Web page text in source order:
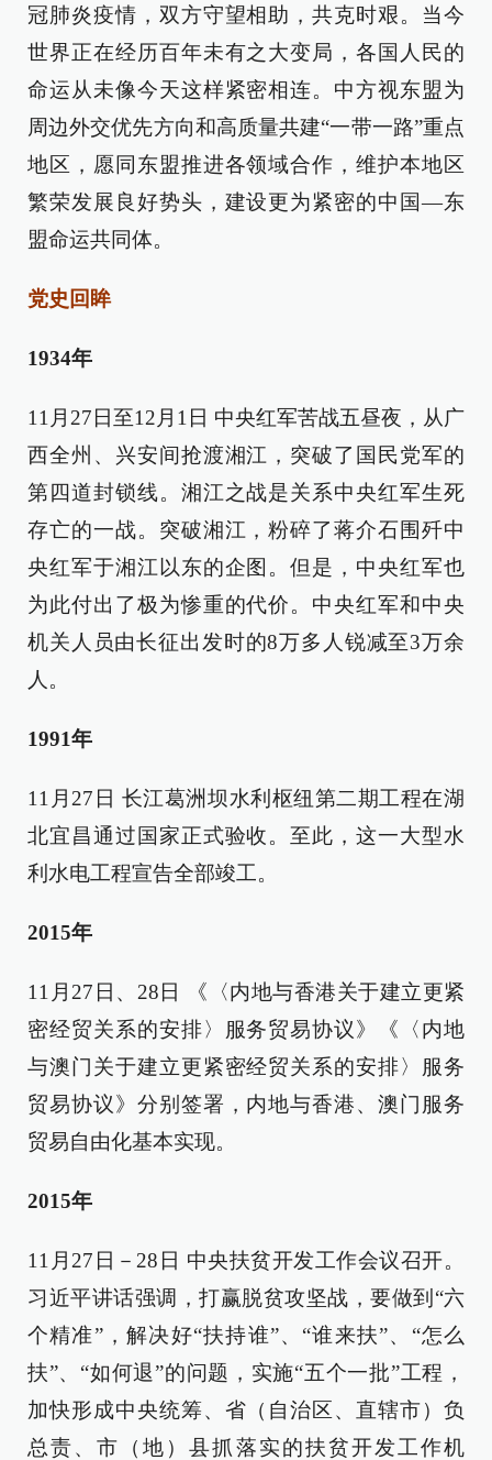
冠肺炎疫情，双方守望相助，共克时艰。当今
世界正在经历百年未有之大变局，各国人民的
命运从未像今天这样紧密相连。中方视东盟为
周边外交优先方向和高质量共建“一带一路”重点
地区，愿同东盟推进各领域合作，维护本地区
繁荣发展良好势头，建设更为紧密的中国—东
盟命运共同体。
党史回眸
1934年
11月27日至12月1日 中央红军苦战五昼夜，从广
西全州、兴安间抢渡湘江，突破了国民党军的
第四道封锁线。湘江之战是关系中央红军生死
存亡的一战。突破湘江，粉碎了蒋介石围歼中
央红军于湘江以东的企图。但是，中央红军也
为此付出了极为惨重的代价。中央红军和中央
机关人员由长征出发时的8万多人锐减至3万余
人。
1991年
11月27日 长江葛洲坝水利枢纽第二期工程在湖
北宜昌通过国家正式验收。至此，这一大型水
利水电工程宣告全部竣工。
2015年
11月27日、28日 《〈内地与香港关于建立更紧
密经贸关系的安排〉服务贸易协议》《〈内地
与澳门关于建立更紧密经贸关系的安排〉服务
贸易协议》分别签署，内地与香港、澳门服务
贸易自由化基本实现。
2015年
11月27日－28日 中央扶贫开发工作会议召开。
习近平讲话强调，打赢脱贫攻坚战，要做到“六
个精准”，解决好“扶持谁”、“谁来扶”、“怎么
扶”、“如何退”的问题，实施“五个一批”工程，
加快形成中央统筹、省（自治区、直辖市）负
总责、市（地）县抓落实的扶贫开发工作机